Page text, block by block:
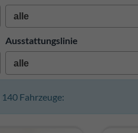
Ausstattungslinie
140 Fahrzeuge: